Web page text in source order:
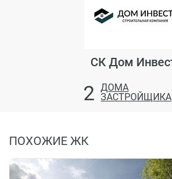
СК Дом
2 ДОМА
ЗАСТРОЙЩИКА
ПОХОЖИЕ ЖК